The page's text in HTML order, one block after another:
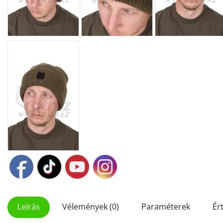
Leírás Vélemények (0) Paraméterek